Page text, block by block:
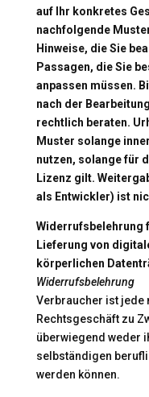
auf Ihr konkretes
nachfolgende
Hinweise, die Sie
Passagen, die Sie
anpassen müssen.
nach der
rechtlich beraten.
Muster solange
nutzen, solange für
Lizenz gilt.
als Entwickler) ist
Widerrufsbelehrung
Lieferung von
körperlichen
Widerrufsbelehrung
Verbraucher ist jede
Rechtsgeschäft zu
überwiegend weder
selbständigen
werden können.